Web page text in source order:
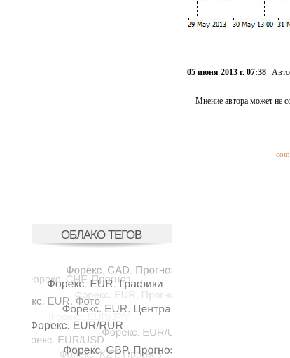
ОБЛАКО ТЕГОВ
05 июня 2013 г. 07:38
Мнение автора может не